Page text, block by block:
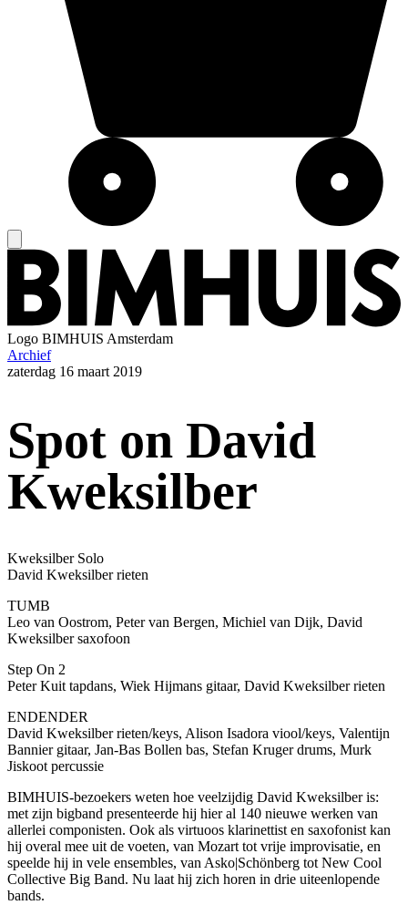
Logo BIMHUIS Amsterdam
Archief
zaterdag 16 maart 2019
Spot on David
Kweksilber
Kweksilber Solo
David Kweksilber rieten
TUMB
Leo van Oostrom, Peter van Bergen, Michiel van Dijk, David
Kweksilber saxofoon
Step On 2
Peter Kuit tapdans, Wiek Hijmans gitaar, David Kweksilber rieten
ENDENDER
David Kweksilber rieten/keys, Alison Isadora viool/keys, Valentijn
Bannier gitaar, Jan-Bas Bollen bas, Stefan Kruger drums, Murk
Jiskoot percussie
BIMHUIS-bezoekers weten hoe veelzijdig David Kweksilber is:
met zijn bigband presenteerde hij hier al 140 nieuwe werken van
allerlei componisten. Ook als virtuoos klarinettist en saxofonist kan
hij overal mee uit de voeten, van Mozart tot vrije improvisatie, en
speelde hij in vele ensembles, van Asko|Schönberg tot New Cool
Collective Big Band. Nu laat hij zich horen in drie uiteenlopende
bands.